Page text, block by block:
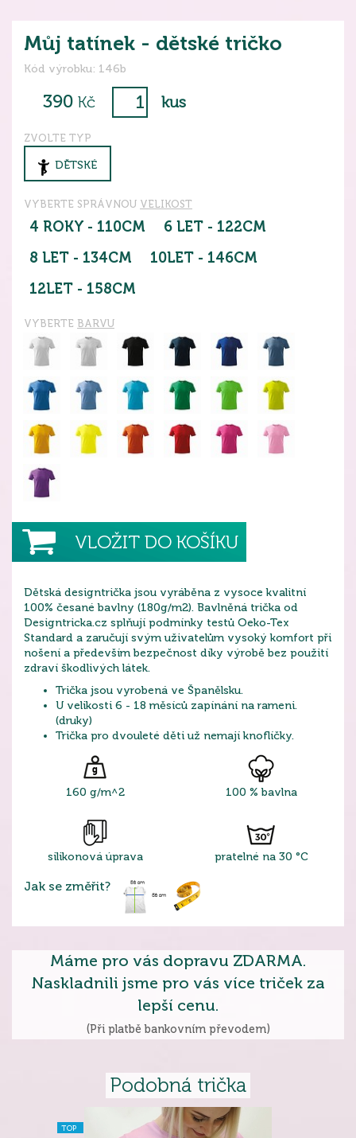
Můj tatínek - dětské tričko
Kód výrobku: 146b
390 Kč kus
ZVOLTE TYP
DĚTSKÉ
VYBERTE SPRÁVNOU VELIKOST
4 ROKY - 110CM
6 LET - 122CM
8 LET - 134CM
10LET - 146CM
12LET - 158CM
VYBERTE BARVU
VLOŽIT DO KOŠÍKU
Dětská designtrička jsou vyráběna z vysoce kvalitní
100% česané bavlny (180g/m2). Bavlněná trička od
Designtricka.cz splňují podmínky testů Oeko-Tex
Standard a zaručují svým uživatelům vysoký komfort při
nošení a především bezpečnost díky výrobě bez použití
zdraví škodlivých látek.
Trička jsou vyrobená ve Španělsku.
U velikosti 6 - 18 měsíců zapínání na rameni.
(druky)
Trička pro dvouleté děti už nemají knoflíčky.
160 g/m^2 100 % bavlna
silikonová úprava pratelné na 30 °C
Jak se změřit?
Máme pro vás dopravu ZDARMA.
Naskladnili jsme pro vás více triček za
lepší cenu.
(Při platbě bankovním převodem)
Podobná trička
TOP